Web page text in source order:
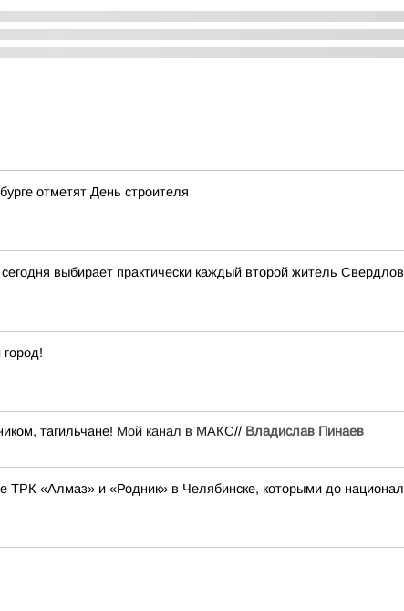
отметят День строителя
выбирает практически каждый второй житель
тагильчане! Мой канал в МАКС// Владислав Пинаев
ТРК «Алмаз» и «Родник» в Челябинске, которыми до